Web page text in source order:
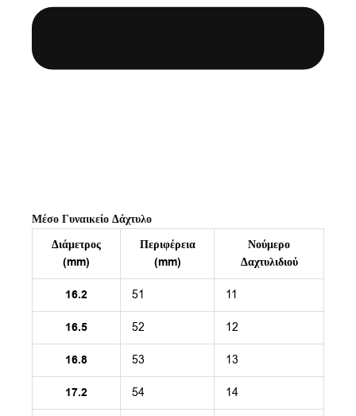
Μέσο Γυναικείο Δάχτυλο
Διάμετρος
(mm)
Περιφέρεια
(mm)
Νούμερο
Δαχτυλιδιού
16.2 51 11
16.5 52 12
16.8 53 13
17.2 54 14